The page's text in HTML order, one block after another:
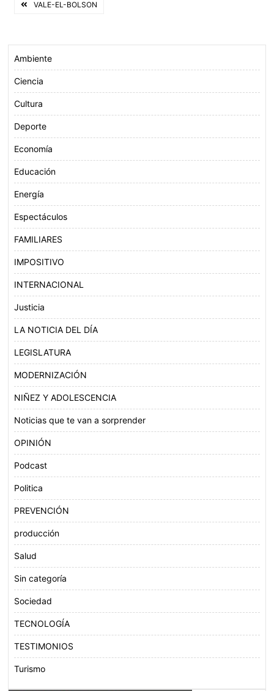
b
k
t
s
l
Navegación
entradas
VALE-EL-BOLSON
Ambiente
Ciencia
Cultura
Deporte
Economía
Educación
Energía
Espectáculos
FAMILIARES
IMPOSITIVO
INTERNACIONAL
Justicia
LA NOTICIA DEL DÍA
LEGISLATURA
MODERNIZACIÓN
NIÑEZ Y ADOLESCENCIA
Noticias que te van a sorprender
OPINIÓN
Podcast
Politica
PREVENCIÓN
producción
Salud
Sin categoría
Sociedad
TECNOLOGÍA
TESTIMONIOS
Turismo